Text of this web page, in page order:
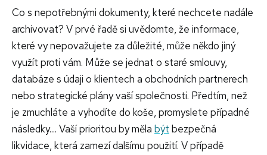
Co s nepotřebnými dokumenty, které nechcete nadále
archivovat? V prvé řadě si uvědomte, že informace,
které vy nepovažujete za důležité, může někdo jiný
využít proti vám. Může se jednat o staré smlouvy,
databáze s údaji o klientech a obchodních partnerech
nebo strategické plány vaší společnosti. Předtím, než
je zmuchláte a vyhodíte do koše, promyslete případné
následky.... Vaší prioritou by měla být bezpečná
likvidace, která zamezí dalšímu použití. V případě